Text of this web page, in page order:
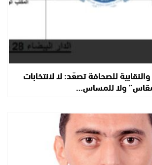
للصحافة تصعّد: لا لانتخابات
ولا للمساس…